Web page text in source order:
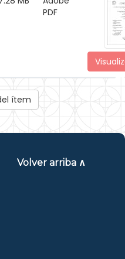
PDF
ítem
Volver arriba ∧